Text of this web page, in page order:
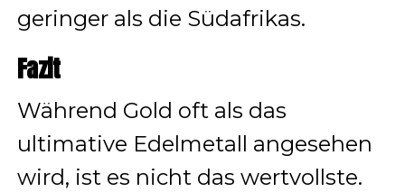
geringer als die Südafrikas.
Fazit
Während Gold oft als das
ultimative Edelmetall angesehen
wird, ist es nicht das wertvollste.